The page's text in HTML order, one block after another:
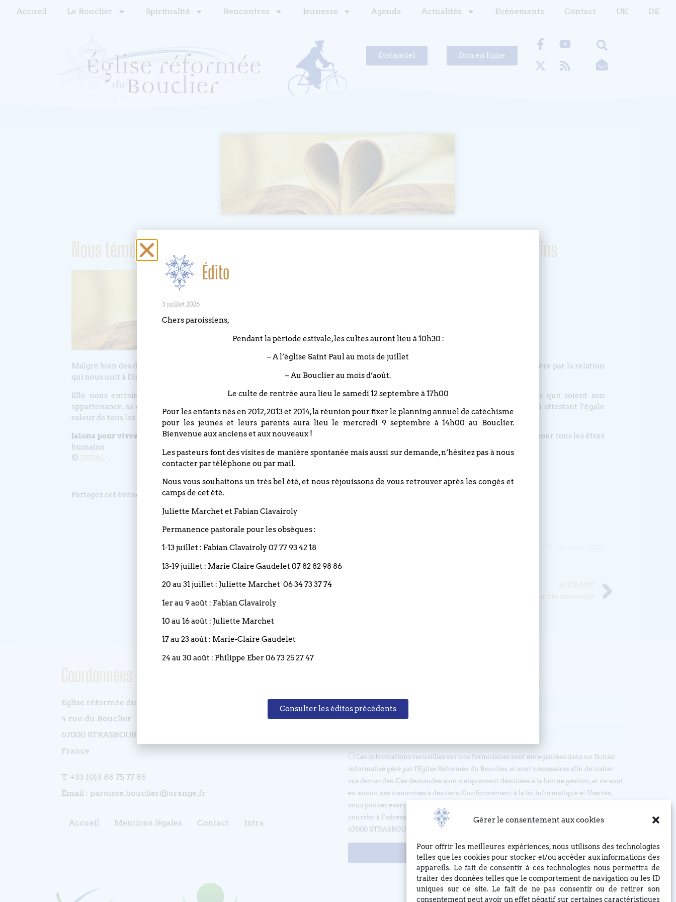
Gérer le consentement aux cookies
Pour offrir les meilleures expériences, nous utilisons des technologies
telles que les cookies pour stocker et/ou accéder aux informations des
appareils. Le fait de consentir à ces technologies nous permettra de
traiter des données telles que le comportement de navigation ou les ID
uniques sur ce site. Le fait de ne pas consentir ou de retirer son
consentement peut avoir un effet négatif sur certaines caractéristiques
Accueil Le Bouclier Spiritualité Rencontres Jeunesse Agenda Actualités Evénements Contact UK DE
Distanciel Don en ligne
Nous témoignons de l’amour inconditionnel de Dieu pour tous les êtres humains
Malgré bien des défaillances, cette foi nous a été transmise à travers les siècles par des témoins fidèles à l’Évangile. Elle nous libère par la relation
qui nous unit à Dieu et donne ainsi sens à notre vie.
Elle nous entraîne sur le chemin du service et de la solidarité. Nous croyons que Dieu aime tout être humain quelles que soient son
appartenance, sa croyance, sa condition sexuelle ou sociale. C’est pourquoi nous voulons surmonter divisions et barrières, en attestant l’égale
valeur de tous les êtres humains devant Dieu.
Jalons pour vivre, croire et témoigner ensemble->Témoins de Dieu
-> Nous témoignons de l’amour inconditionnel de Dieu pour tous les êtres
humains
© UEPAL
Partagez cet événement
SUIVANT
La vie nouvelle
Coordonnées
Eglise réformée du Bouclier
4 rue du Bouclier
67000 STRASBOURG
France
T. +33 (0)3 88 75 77 85
Email : paroisse.bouclier@orange.fr
Accueil Mentions légales Contact Intra
Restez informé(e), abonnez-vous !
Les informations recueillies sur nos formulaires sont enregistrées dans un fichier
informatisé géré par l'Eglise Réformée du Bouclier, et sont nécessaires afin de traiter
vos demandes. Ces demandes sont uniquement destinées à la bonne gestion, et ne sont
en aucun cas transmises à des tiers. Conformément à la loi informatique et libertés,
vous pouvez exercer votre droit d’accès, d’opposition et de rectification, en écrivant par
courrier à l’adresse suivante : EGLISE REFORMEE DU BOUCLIER, 4 rue du Bouclier,
67000 STRASBOURG ou en écrivant à eglise(at)lebouclier.fr
Je m'abonne
Édito
3 juillet 2026
Chers paroissiens,
Pendant la période estivale, les cultes auront lieu à 10h30 :
– A l’église Saint Paul au mois de juillet
– Au Bouclier au mois d’août.
Le culte de rentrée aura lieu le samedi 12 septembre à 17h00
Pour les enfants nés en 2012, 2013 et 2014, la réunion pour fixer le planning annuel de catéchisme
pour les jeunes et leurs parents aura lieu le mercredi 9 septembre à 14h00 au Bouclier.
Bienvenue aux anciens et aux nouveaux !
Les pasteurs font des visites de manière spontanée mais aussi sur demande, n’hésitez pas à nous
contacter par téléphone ou par mail.
Nous vous souhaitons un très bel été, et nous réjouissons de vous retrouver après les congés et
camps de cet été.
Juliette Marchet et Fabian Clavairoly
Permanence pastorale pour les obsèques :
1-13 juillet : Fabian Clavairoly 07 77 93 42 18
13-19 juillet : Marie Claire Gaudelet 07 82 82 98 86
20 au 31 juillet : Juliette Marchet 06 34 73 37 74
1er au 9 août : Fabian Clavairoly
10 au 16 août : Juliette Marchet
17 au 23 août : Marie-Claire Gaudelet
24 au 30 août : Philippe Eber 06 73 25 27 47
Consulter les éditos précédents